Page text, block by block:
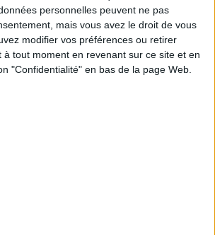
personnelles peuvent ne pas
mais vous avez le droit de vous
modifier vos préférences ou retirer
à tout moment en revenant sur ce site et en
"Confidentialité" en bas de la page Web.
EN FORMAT POCHE À DÉVORER CET ÉTÉ